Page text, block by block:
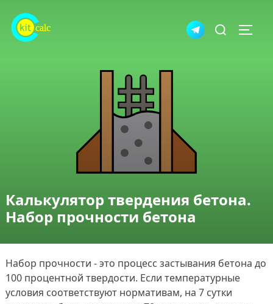
содержимому
Искать:
Калькулятор твердения бетона.
Набор прочности бетона
Набор прочности - это процесс застывания бетона до
100 процентной твердости. Если температурные
условия соответствуют нормативам, на 7 сутки